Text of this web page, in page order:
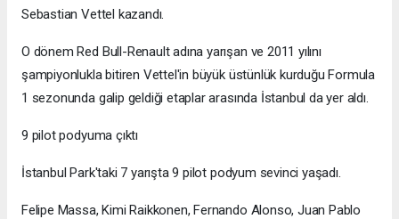
Sebastian Vettel kazandı.
O dönem Red Bull-Renault adına yarışan ve 2011 yılını
şampiyonlukla bitiren Vettel'in büyük üstünlük kurduğu Formula
1 sezonunda galip geldiği etaplar arasında İstanbul da yer aldı.
9 pilot podyuma çıktı
İstanbul Park'taki 7 yarışta 9 pilot podyum sevinci yaşadı.
Felipe Massa, Kimi Raikkonen, Fernando Alonso, Juan Pablo